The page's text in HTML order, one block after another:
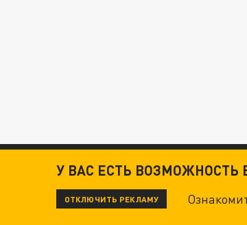
У ВАС ЕСТЬ
ОТКЛЮЧИТЬ РЕКЛАМУ